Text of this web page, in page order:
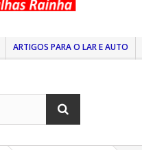
ARTIGOS PARA O LAR E AUTO